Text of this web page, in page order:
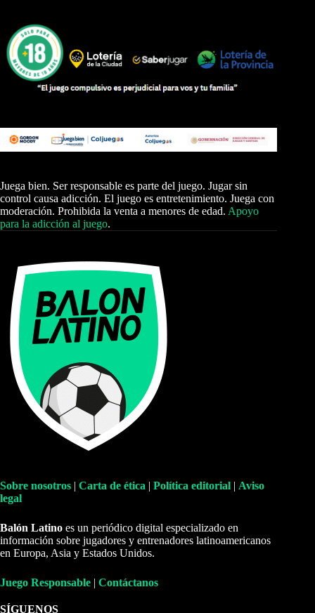
Juega bien. Ser responsable es parte del juego. Jugar sin
control causa adicción. El juego es entretenimiento. Juega con
moderación. Prohibida la venta a menores de edad. Apoyo
para la adicción al juego.
Sobre nosotros | Carta de ética | Política editorial | Aviso
legal
Balón Latino es un periódico digital especializado en
información sobre jugadores y entrenadores latinoamericanos
en Europa, Asia y Estados Unidos.
Juego Responsable | Contáctanos
SÍGUENOS